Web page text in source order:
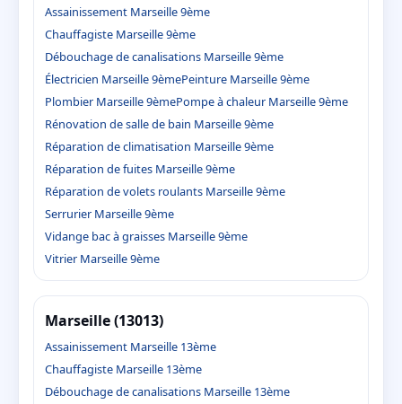
Assainissement Marseille 9ème
Chauffagiste Marseille 9ème
Débouchage de canalisations Marseille 9ème
Électricien Marseille 9èmePeinture Marseille 9ème
Plombier Marseille 9èmePompe à chaleur Marseille 9ème
Rénovation de salle de bain Marseille 9ème
Réparation de climatisation Marseille 9ème
Réparation de fuites Marseille 9ème
Réparation de volets roulants Marseille 9ème
Serrurier Marseille 9ème
Vidange bac à graisses Marseille 9ème
Vitrier Marseille 9ème
Marseille (13013)
Assainissement Marseille 13ème
Chauffagiste Marseille 13ème
Débouchage de canalisations Marseille 13ème